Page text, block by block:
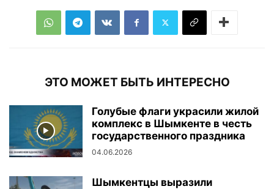
ЭТО МОЖЕТ БЫТЬ ИНТЕРЕСНО
Голубые флаги украсили жилой
комплекс в Шымкенте в честь
государственного праздника
04.06.2026
Шымкентцы выразили